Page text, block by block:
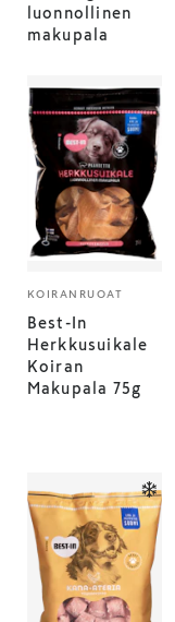
luonnollinen
makupala
KOIRANRUOAT
Best-In
Herkkusuikale
Koiran
Makupala 75g